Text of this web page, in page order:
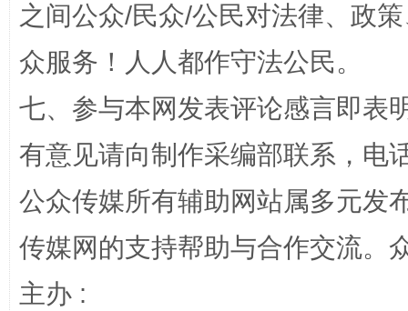
完善运行机制助力责任有效落实 一纸欠
之间公众/民众/公民对法律、政
众服务！人人都作守法公民。
七、参与本网发表评论感言即表
有意见请向制作采编部联系，电
公众传媒所有辅助网站属多元发
传媒网的支持帮助与合作交流。
主办 :